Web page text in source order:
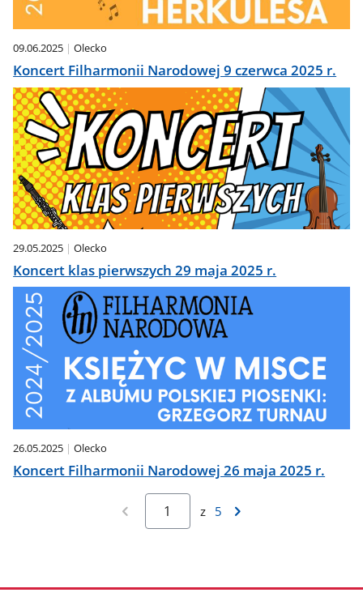
09.06.2025 Olecko
Koncert Filharmonii Narodowej 9 czerwca 2025 r.
29.05.2025 Olecko
Koncert klas pierwszych 29 maja 2025 r.
26.05.2025 Olecko
Koncert Filharmonii Narodowej 26 maja 2025 r.
z 5